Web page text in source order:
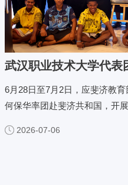
6月28日至7月2日，应斐济教
何保华率团赴斐济共和国，开
2026-07-06